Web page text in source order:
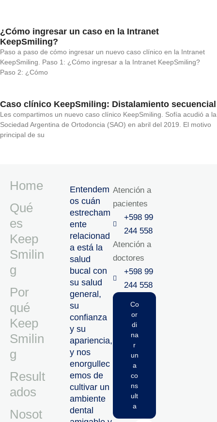
¿Cómo ingresar un caso en la Intranet
KeepSmiling?
Paso a paso de cómo ingresar un nuevo caso clínico en la Intranet
KeepSmiling. Paso 1: ¿Cómo ingresar a la Intranet KeepSmiling?
Paso 2: ¿Cómo
Caso clínico KeepSmiling: Distalamiento secuencial
Les compartimos un nuevo caso clínico KeepSmiling. Sofía acudió a la
Sociedad Argentina de Ortodoncia (SAO) en abril del 2019. El motivo
principal de su
Home
Qué
es
Keep
Smilin
g
Por
qué
Keep
Smilin
g
Result
ados
Nosot
Entendem
os cuán
estrecham
ente
relacionad
a está la
salud
bucal con
su salud
general,
su
confianza
y su
apariencia,
y nos
enorgullec
emos de
cultivar un
ambiente
dental
Atención a
pacientes
+598 99
244 558
Atención a
doctores
+598 99
244 558‬‬
Co
or
di
na
r
un
a
co
ns
ult
a